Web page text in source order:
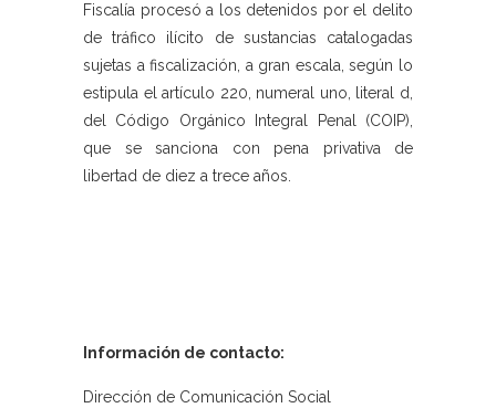
Fiscalía procesó a los detenidos por el delito
de tráfico ilícito de sustancias catalogadas
sujetas a fiscalización, a gran escala, según lo
estipula el artículo 220, numeral uno, literal d,
del Código Orgánico Integral Penal (COIP),
que se sanciona con pena privativa de
libertad de diez a trece años.
Información de contacto:
Dirección de Comunicación Social